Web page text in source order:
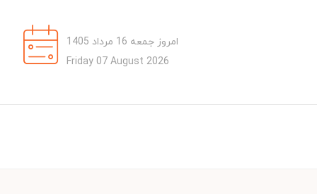
امروز جمعه 16 مرداد 1405
Friday 07 August 2026